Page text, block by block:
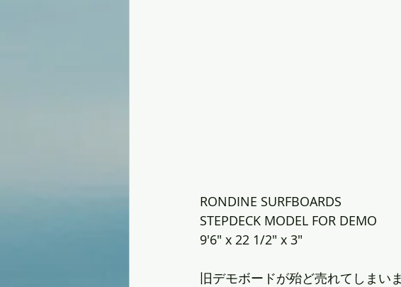
RONDINE SURFBOARDS
STEPDECK MODEL FOR DEMO
9'6" x 22 1/2" x 3"
旧デモボードが殆ど売れてしまい